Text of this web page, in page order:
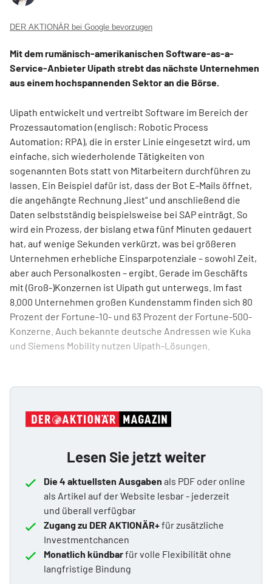
DER AKTIONÄR bei Google bevorzugen
Mit dem rumänisch-amerikanischen Software-as-a-
Service-Anbieter Uipath strebt das nächste Unternehmen
aus einem hochspannenden Sektor an die Börse.
Uipath entwickelt und vertreibt Software im Bereich der
Prozessautomation (englisch: Robotic Process
Automation; RPA), die in erster Linie eingesetzt wird, um
einfache, sich wiederholende Tätigkeiten von
sogenannten Bots statt von Mitarbeitern durchführen zu
lassen. Ein Beispiel dafür ist, dass der Bot E-Mails öffnet,
die angehängte Rechnung „liest“ und anschließend die
Daten selbstständig beispielsweise bei SAP einträgt. So
wird ein Prozess, der bislang etwa fünf Minuten gedauert
hat, auf wenige Sekunden verkürzt, was bei größeren
Unternehmen erhebliche Einsparpotenziale – sowohl Zeit,
aber auch Personalkosten – ergibt. Gerade im Geschäfts
mit (Groß-)Konzernen ist Uipath gut unterwegs. Im fast
8.000 Unternehmen großen Kundenstamm finden sich 80
Prozent der Fortune-10- und 63 Prozent der Fortune-500-
Konzerne. Auch bekannte deutsche Andressen wie Kuka
und Siemens Mobility nutzen Uipath-Lösungen.
Lesen Sie jetzt weiter
Die 4 aktuellsten Ausgaben als PDF oder online
als Artikel auf der Website lesbar - jederzeit
und überall verfügbar
Zugang zu DER AKTIONÄR+für zusätzliche
Investmentchancen
Monatlich kündbarfür volle Flexibilität ohne
langfristige Bindung